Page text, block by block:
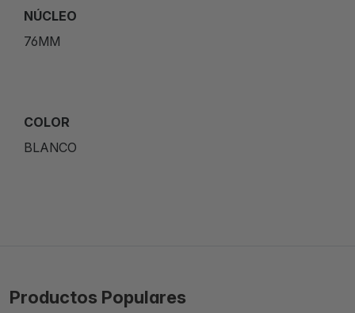
NÚCLEO
76MM
COLOR
BLANCO
Productos Populares